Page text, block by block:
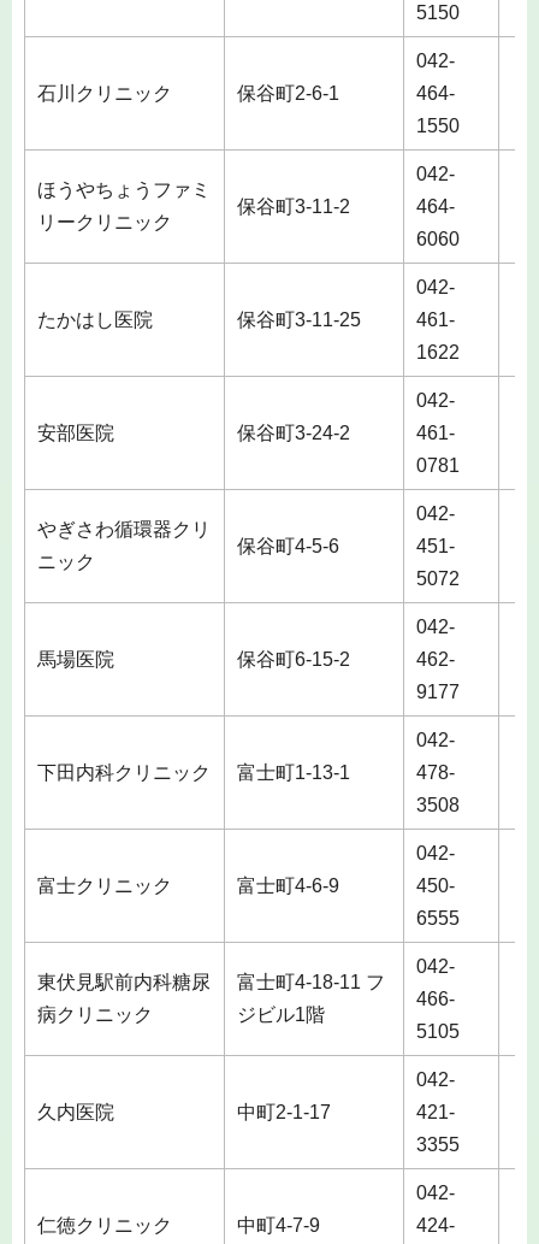
5150
石川クリニック 保谷町2-6-1
042-
464-
1550
ほうやちょうファミ
リークリニック
保谷町3-11-2
042-
464-
6060
たかはし医院 保谷町3-11-25
042-
461-
1622
安部医院 保谷町3-24-2
042-
461-
0781
やぎさわ循環器クリ
ニック
保谷町4-5-6
042-
451-
5072
馬場医院 保谷町6-15-2
042-
462-
9177
下田内科クリニック 富士町1-13-1
042-
478-
3508
富士クリニック 富士町4-6-9
042-
450-
6555
東伏見駅前内科糖尿
病クリニック
富士町4-18-11 フ
ジビル1階
042-
466-
5105
久内医院 中町2-1-17
042-
421-
3355
仁徳クリニック 中町4-7-9
042-
424-